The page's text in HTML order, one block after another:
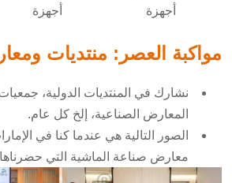
أجهزة
أجهزة
مواكبة العصر: منتديات
نشارك في المنتديات الدولية،
المعارض الصناعية، إلخ كل عام.
الصور التالية هي عندما كنا في
معارض صناعة الماشية التي